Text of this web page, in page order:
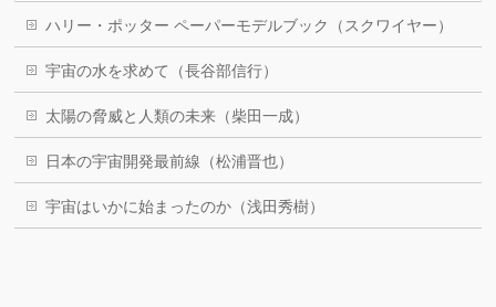
ハリー・ポッター ペーパーモデルブック（スクワイヤー）
宇宙の水を求めて（長谷部信行）
太陽の脅威と人類の未来（柴田一成）
日本の宇宙開発最前線（松浦晋也）
宇宙はいかに始まったのか（浅田秀樹）